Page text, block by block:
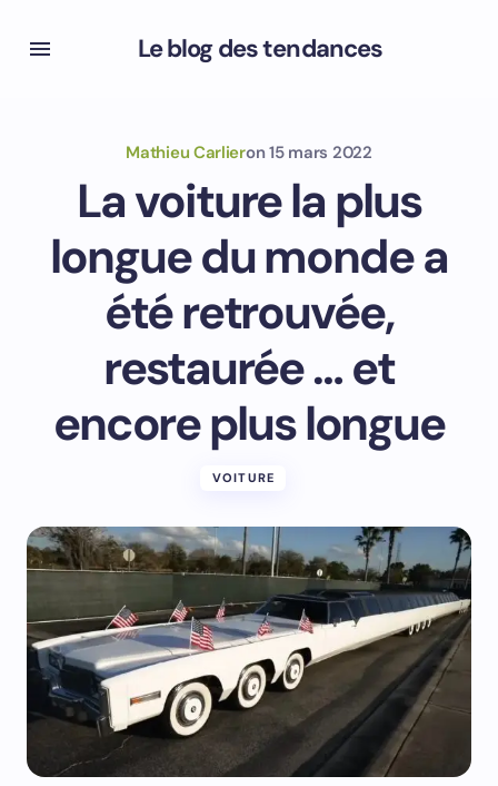
Le blog des tendances
Mathieu Carlieron 15 mars 2022
La voiture la plus
longue du monde a
été retrouvée,
restaurée … et
encore plus longue
VOITURE